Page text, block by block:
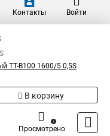
Контакты Войти
ТТ-В100 1600/5 0,5S
В корзину
Просмотрено
1